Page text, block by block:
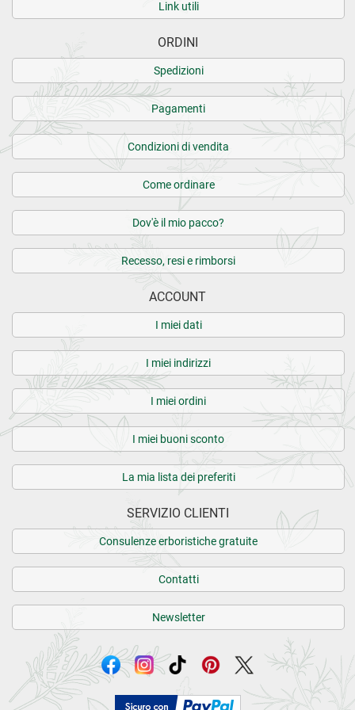
È un prodotto che conosco da anni e mi trovo benissimo.
Ne faccio uno o due cicli in primavera per aiutarmi a
ritrovare la forma desiderata
28.10.2020
Un buon prodotto
CARICA ALTRE RECENSIONI SU QUESTO PRODOTTO>
11 recensioni verificate daeKomi
Link utili
ORDINI
Spedizioni
Pagamenti
Condizioni di vendita
Come ordinare
Dov'è il mio pacco?
Recesso, resi e rimborsi
ACCOUNT
I miei dati
I miei indirizzi
I miei ordini
I miei buoni sconto
La mia lista dei preferiti
SERVIZIO CLIENTI
Consulenze erboristiche gratuite
Contatti
Newsletter